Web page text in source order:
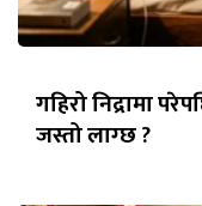
गहिरो निद्रामा
जस्तो लाग्छ ?